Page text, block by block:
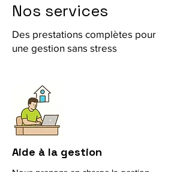
Nos services
Des prestations complètes pour
une gestion sans stress
Aide à la gestion